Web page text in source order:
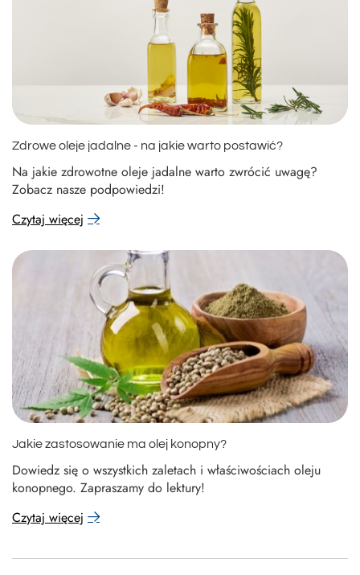
Zdrowe oleje jadalne - na jakie warto postawić?
Na jakie zdrowotne oleje jadalne warto zwrócić uwagę?
Zobacz nasze podpowiedzi!
Czytaj więcej
Jakie zastosowanie ma olej konopny?
Dowiedz się o wszystkich zaletach i właściwościach oleju
konopnego. Zapraszamy do lektury!
Czytaj więcej